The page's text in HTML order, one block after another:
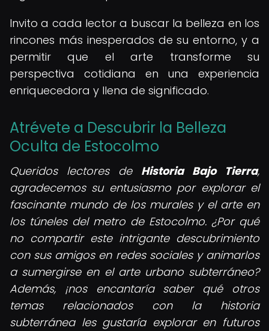
Invito a cada lector a buscar la belleza en los
rincones más inesperados de su entorno, y a
permitir que el arte transforme su
perspectiva cotidiana en una experiencia
enriquecedora y llena de significado.
Atrévete a Descubrir la Belleza
Oculta de Estocolmo
Queridos lectores de Historia Bajo Tierra,
agradecemos su entusiasmo por explorar el
fascinante mundo de los murales y el arte en
los túneles del metro de Estocolmo. ¿Por qué
no compartir este intrigante descubrimiento
con sus amigos en redes sociales y animarlos
a sumergirse en el arte urbano subterráneo?
Además, ¡nos encantaría saber qué otros
temas relacionados con la historia
subterránea les gustaría explorar en futuros